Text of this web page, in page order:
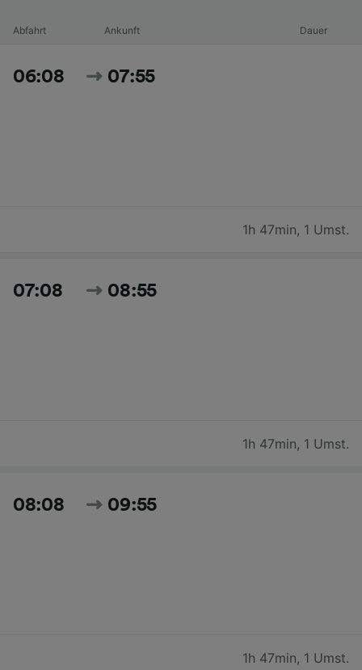
Abfahrt Ankunft Dauer
06:08 07:55
1h 47min, 1 Umst.
07:08 08:55
1h 47min, 1 Umst.
08:08 09:55
1h 47min, 1 Umst.